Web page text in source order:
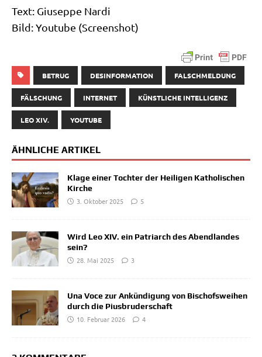
Text: Giu­sep­pe Nar­di
Bild: You­tube (Screen­shot)
BETRUG DESINFORMATION FALSCHMELDUNG
FÄLSCHUNG INTERNET KÜNSTLICHE INTELLIGENZ
LEO XIV. YOUTUBE
ÄHNLICHE ARTIKEL
Klage einer Tochter der Heiligen Katholischen
Kirche
3. Oktober 2025
5
Wird Leo XIV. ein Patriarch des Abendlandes
sein?
28. Mai 2025
3
Una Voce zur Ankündigung von Bischofsweihen
durch die Piusbruderschaft
10. Februar 2026
4